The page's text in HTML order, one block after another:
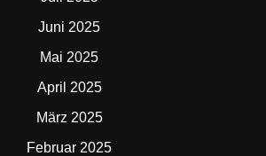
Juni 2025
Mai 2025
April 2025
März 2025
Februar 2025